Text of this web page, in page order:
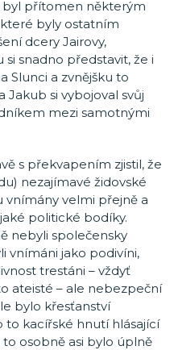
byl přítomen některým
byly ostatním
dcery Jairovy,
snadno představit, že i
Slunci a zvnějšku to
Jakub si vybojoval svůj
mezi samotnými
s překvapením zjistil, že
nezajímavé židovské
vnímány velmi přejně a
politické bodíky.
nebyli společensky
vnímáni jako podivíni,
trestáni – vždyť
ateisté – ale nebezpeční
bylo křesťanství
to kacířské hnutí hlásající
osobně asi bylo úplně